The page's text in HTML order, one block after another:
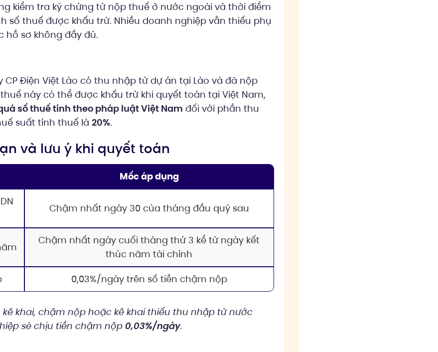
kiểm tra kỹ chứng từ nộp thuế ở nước ngoài và thời điểm
số thuế được khấu trừ. Nhiều doanh nghiệp vẫn thiếu phụ
hồ sơ không đầy đủ.
CP Điện Việt Lào có thu nhập từ dự án tại Lào và đã nộp
này có thể được khấu trừ khi quyết toán tại Việt Nam,
số thuế tính theo pháp luật Việt Nam đối với phần thu
suất tính thuế là 20%.
và lưu ý khi quyết toán
Mốc áp dụng
Chậm nhất ngày 30 của tháng đầu quý sau
Chậm nhất ngày cuối tháng thứ 3 kể từ ngày kết
thúc năm tài chính
0,03%/ngày trên số tiền chậm nộp
khai, chậm nộp hoặc kê khai thiếu thu nhập từ nước
sẽ chịu tiền chậm nộp 0,03%/ngày.